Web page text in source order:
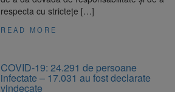
respecta cu strictețe […]
READ MORE
COVID-19: 24.291 de persoane
infectate – 17.031 au fost declarate
vindecate